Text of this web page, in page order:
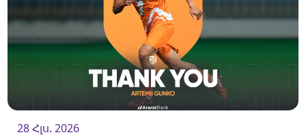
28 Հլս. 2026